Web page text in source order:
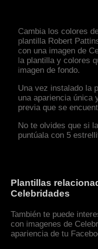
Cambia los colores
plantilla Robert
con una imagen de
la plantilla y colores
imagen de fondo.
Una vez instalado la
una apariencia única
previa que se
No te olvides que si
puntúala con 5
Plantillas
Celebridades
También te puede
con imagenes de
apariencia de tu